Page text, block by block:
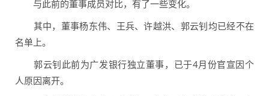
与此前的董事成员对比，有了一些变化。
其中，董事杨东伟、王兵、许越洪、郭云钊均已经不在
名单上。
郭云钊此前为广发银行独立董事，已于4月份官宣因个
人原因离开。